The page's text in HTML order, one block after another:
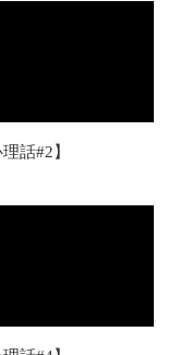
話#2】